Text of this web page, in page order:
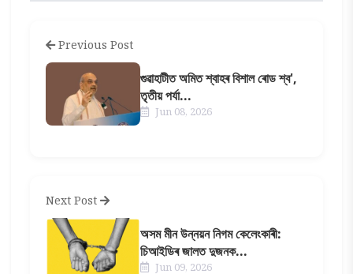
Previous Post
গুৱাহাটীত অমিত শ্বাহৰ বিশাল ৰোড শ্ব',
তৃতীয় পৰ্যা...
Jun 08, 2026
Next Post
অসম মীন উন্নয়ন নিগম কেলেংকাৰী:
চিআইডিৰ জালত দুজনক...
Jun 09, 2026